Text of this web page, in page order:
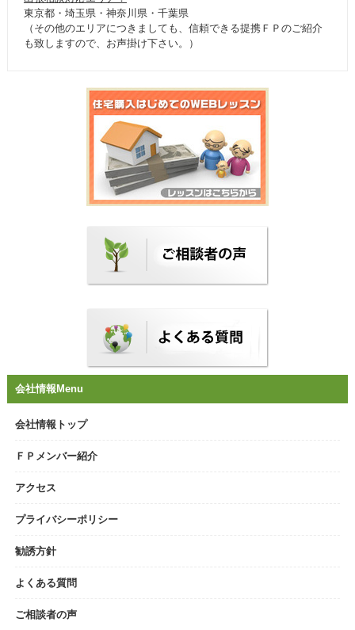
東京都・埼玉県・神奈川県・千葉県
（その他のエリアにつきましても、信頼できる提携ＦＰのご紹介
も致しますので、お声掛け下さい。）
会社情報Menu
会社情報トップ
ＦＰメンバー紹介
アクセス
プライバシーポリシー
勧誘方針
よくある質問
ご相談者の声